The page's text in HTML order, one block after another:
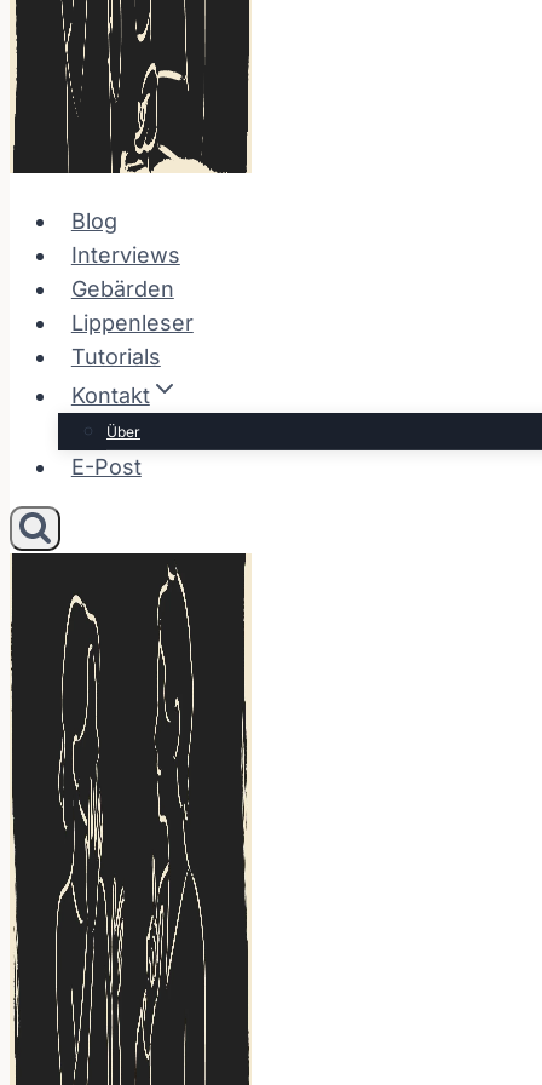
Blog
Interviews
Gebärden
Lippenleser
Tutorials
Kontakt
Über
E-Post